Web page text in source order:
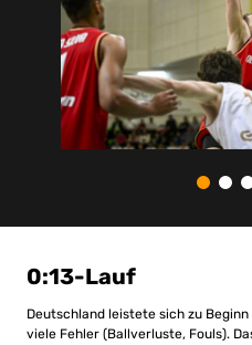
0:13-Lauf
Deutschland leistete sich zu
viele Fehler (Ballverluste, Fouls).